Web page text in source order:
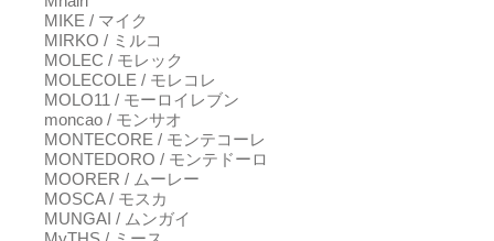
MIKE / マイク
MIRKO / ミルコ
MOLEC / モレック
MOLECOLE / モレコレ
MOLO11 / モーロイレブン
moncao / モンサオ
MONTECORE / モンテコーレ
MONTEDORO / モンテドーロ
MOORER / ムーレー
MOSCA / モスカ
MUNGAI / ムンガイ